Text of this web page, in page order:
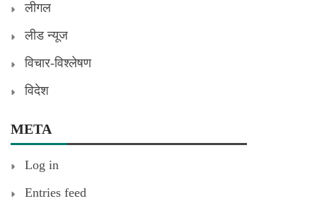
लीगल
लीड न्यूज
विचार-विश्लेषण
विदेश
META
Log in
Entries feed